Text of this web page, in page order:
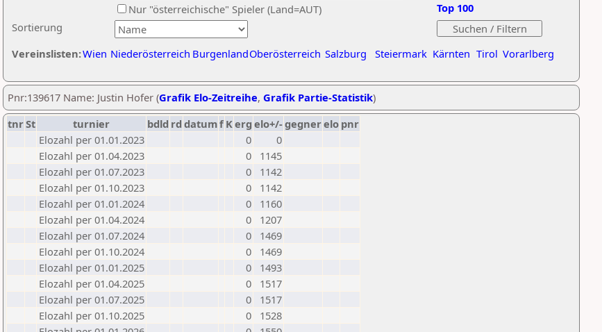
Sortierung
Nur "österreichische" Spieler (Land=AUT)
Vereinslisten:Wien Niederösterreich BurgenlandOberösterreich Salzburg Steiermark Kärnten Tirol Vorarlberg
Top 100
Pnr:139617 Name: Justin Hofer (Grafik Elo-Zeitreihe, Grafik Partie-Statistik)
tnrSt turnier bdld rd datumf Kerg elo+/-gegnerelo pnr
Elozahl per 01.01.2023
0
0
Elozahl per 01.04.2023
0
1145
Elozahl per 01.07.2023
0
1142
Elozahl per 01.10.2023
0
1142
Elozahl per 01.01.2024
0
1160
Elozahl per 01.04.2024
0
1207
Elozahl per 01.07.2024
0
1469
Elozahl per 01.10.2024
0
1469
Elozahl per 01.01.2025
0
1493
Elozahl per 01.04.2025
0
1517
Elozahl per 01.07.2025
0
1517
Elozahl per 01.10.2025
0
1528